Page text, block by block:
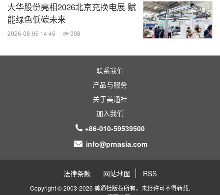
大华股份亮相2026北京充换电展 赋
能绿色低碳未来
2026-08-06 14:46 908
联系我们
产品与服务
关于美通社
加入我们
+86-010-59539500
info@prnasia.com
法律条款 网站地图 RSS
Copyright © 2003-2026 美通社版权所有，未经许可不得转载.